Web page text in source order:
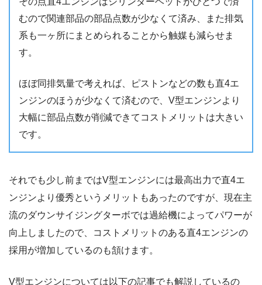
むので関連部品の部品点数が少なくて済み、また排気
系も一ヶ所にまとめられることから触媒も減らせま
す。
ほぼ同排気量で考えれば、ピストンなどの数も直4エ
ンジンのほうが少なくて済むので、V型エンジンより
大幅に部品点数が削減できてコストメリットは大きい
です。
それでも少し前まではV型エンジンには最高出力で直4エ
ンジンより優秀というメリットもあったのですが、現在主
流のダウンサイジングターボでは過給機によってパワーが
向上しましたので、コストメリットのある直4エンジンの
採用が増加しているのも頷けます。
V型エンジンについては以下の記事でも解説しているの